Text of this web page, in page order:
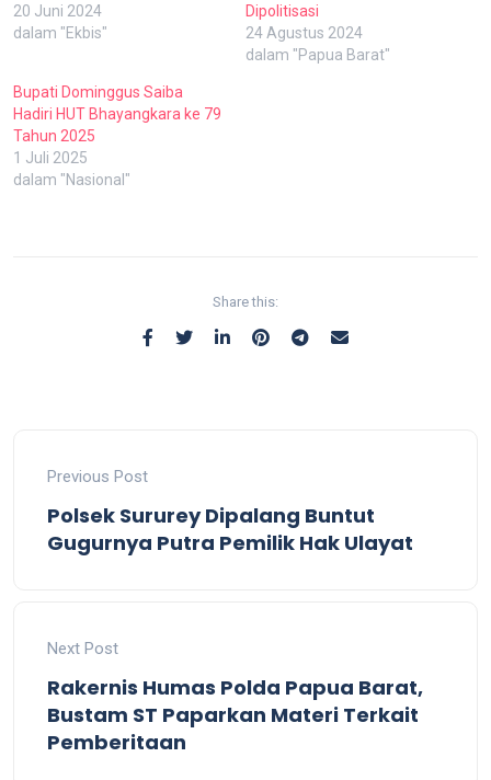
20 Juni 2024
dalam "Ekbis"
Dipolitisasi
24 Agustus 2024
dalam "Papua Barat"
Bupati Dominggus Saiba
Hadiri HUT Bhayangkara ke 79
Tahun 2025
1 Juli 2025
dalam "Nasional"
Share this:
Previous Post
Polsek Sururey Dipalang Buntut
Gugurnya Putra Pemilik Hak Ulayat
Next Post
Rakernis Humas Polda Papua Barat,
Bustam ST Paparkan Materi Terkait
Pemberitaan